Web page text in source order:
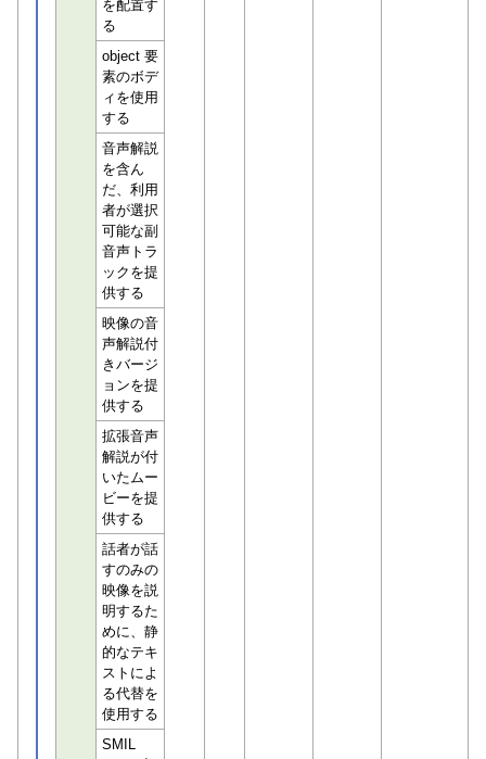
を配置す
る
object 要
素のボデ
ィを使用
する
音声解説
を含ん
だ、利用
者が選択
可能な副
音声トラ
ックを提
供する
映像の音
声解説付
きバージ
ョンを提
供する
拡張音声
解説が付
いたムー
ビーを提
供する
話者が話
すのみの
映像を説
明するた
めに、静
的なテキ
ストによ
る代替を
使用する
SMIL